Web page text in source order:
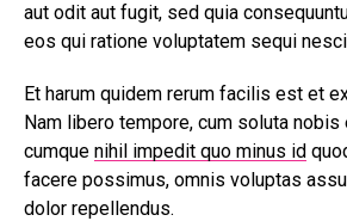
aut odit aut fugit, sed quia
eos qui ratione voluptatem sequi
Et harum quidem rerum facilis est et
Nam libero tempore, cum soluta
cumque nihil impedit quo minus id
facere possimus, omnis voluptas
dolor repellendus.